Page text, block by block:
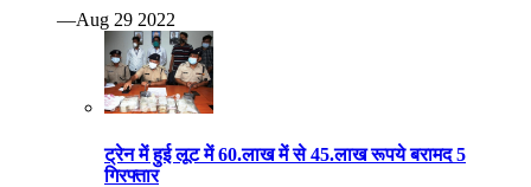
—Aug 29 2022
ट्रेन में हुई लूट में 60.लाख में से 45.लाख रूपये बरामद 5
गिरफ्तार